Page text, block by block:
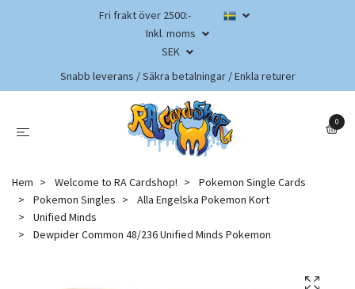
Fri frakt över 2500:-
Inkl. moms
SEK
Snabb leverans / Säkra betalningar / Enkla returer
0
Hem Welcome to RA Cardshop!
Pokemon Single Cards
Pokemon Singles
Alla Engelska Pokemon Kort
Unified Minds
Dewpider Common 48/236 Unified Minds Pokemon